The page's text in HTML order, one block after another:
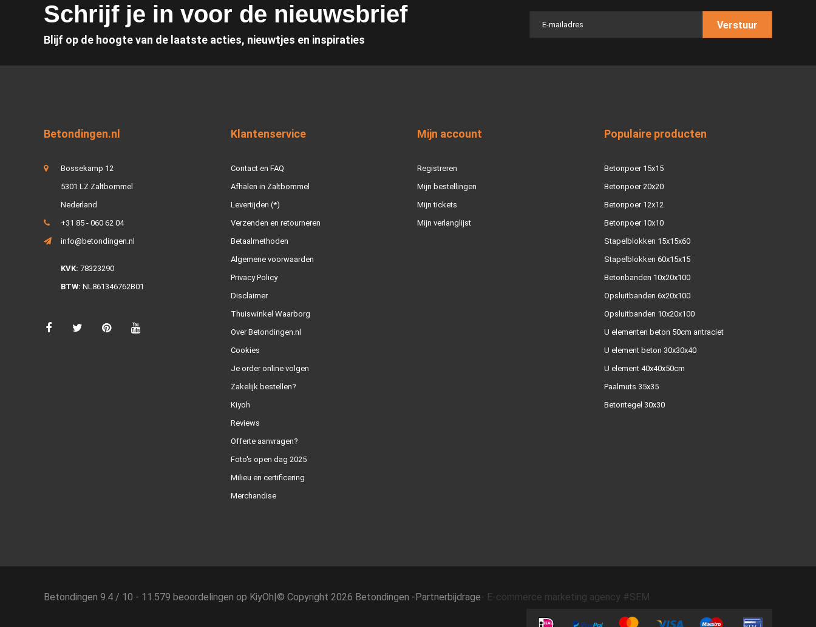
Schrijf je in voor de nieuwsbrief
Blijf op de hoogte van de laatste acties, nieuwtjes en inspiraties
Verstuur
Betondingen.nl
Bossekamp 12
5301 LZ Zaltbommel
Nederland
+31 85 - 060 62 04
info@betondingen.nl
KVK: 78323290
BTW: NL861346762B01
Klantenservice
Contact en FAQ
Afhalen in Zaltbommel
Levertijden (*)
Verzenden en retourneren
Betaalmethoden
Algemene voorwaarden
Privacy Policy
Disclaimer
Thuiswinkel Waarborg
Over Betondingen.nl
Cookies
Je order online volgen
Zakelijk bestellen?
Kiyoh
Reviews
Offerte aanvragen?
Foto's open dag 2025
Milieu en certificering
Merchandise
Mijn account
Registreren
Mijn bestellingen
Mijn tickets
Mijn verlanglijst
Populaire producten
Betonpoer 15x15
Betonpoer 20x20
Betonpoer 12x12
Betonpoer 10x10
Stapelblokken 15x15x60
Stapelblokken 60x15x15
Betonbanden 10x20x100
Opsluitbanden 6x20x100
Opsluitbanden 10x20x100
U elementen beton 50cm antraciet
U element beton 30x30x40
U element 40x40x50cm
Paalmuts 35x35
Betontegel 30x30
Betondingen 9.4 / 10 - 11.579 beoordelingen op KiyOh © Copyright 2026 Betondingen - Partnerbijdrage- E-commerce marketing agency #SEM